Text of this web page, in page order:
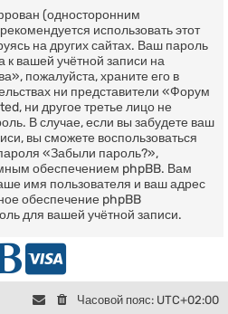
(односторонним
использовать этот
на других сайтах. Ваш пароль
к вашей учётной записи на
пожалуйста, храните его в
ни представители «Форум
ни другое третье лицо не
В случае, если вы забудете ваш
вы сможете воспользоваться
«Забыли пароль?»,
обеспечением phpBB. Вам
имя пользователя и ваш адрес
обеспечение phpBB
для вашей учётной записи.
D
o
Часовой пояс: UTC+02:00